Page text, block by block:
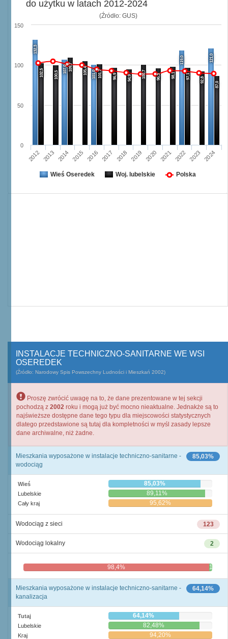
(Źródło: GUS)
132,3
107,0
101,0
119,0
121,0
102,5
100,5
109,7 105,4 101,7 96,9 94,9 100,7 96,3 98,1 97,1 92,8
87,0
2012 2013 2014 2015 2016 2017 2018 2019 2020 2021 2022 2023 2024
0
50
100
150
do użytku w latach 2012-2024
Wieś Oseredek Woj. lubelskie Polska
INSTALACJE TECHNICZNO-SANITARNE WE WSI
OSEREDEK
(Źródło: Narodowy Spis Powszechny Ludności i Mieszkań 2002)
Proszę zwrócić uwagę na to, że dane prezentowane w tej sekcji
pochodzą z 2002 roku i mogą już być mocno nieaktualne. Jednakże są to
najświeższe dostępne dane tego typu dla miejscowości statystycznych
dlatego przedstawione są tutaj dla kompletności w myśl zasady lepsze
dane archiwalne, niż żadne.
85,03%
Mieszkania wyposażone w instalacje techniczno-sanitarne -
wodociąg
Wieś 85,03%
Lubelskie 89,11%
Cały kraj 95,62%
123
Wodociąg z sieci
2
Wodociąg lokalny
98,4% 1,6%
64,14%
Mieszkania wyposażone w instalacje techniczno-sanitarne -
kanalizacja
Tutaj 64,14%
Lubelskie 82,48%
Kraj 94,20%